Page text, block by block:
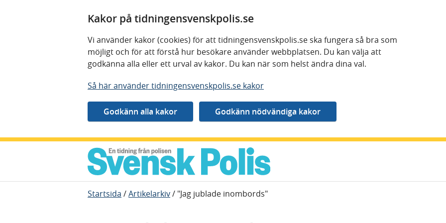
Kakor på tidningensvenskpolis.se
Vi använder kakor (cookies) för att tidningensvenskpolis.se ska fungera så bra som
möjligt och för att förstå hur besökare använder webbplatsen. Du kan välja att
godkänna alla eller ett urval av kakor. Du kan när som helst ändra dina val.
Så här använder tidningensvenskpolis.se kakor
Startsida /Artikelarkiv/ "Jag jublade inombords"